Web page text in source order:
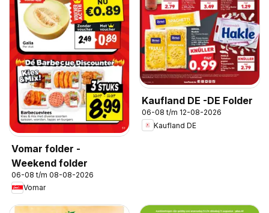
Vomar folder -
Weekend folder
06-08 t/m 08-08-2026
Vomar
Kaufland DE -DE Folder
06-08 t/m 12-08-2026
Kaufland DE